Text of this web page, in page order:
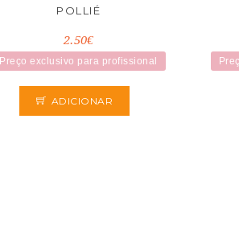
POLLIÉ
2.50€
Preço exclusivo para profissional
ADICIONAR